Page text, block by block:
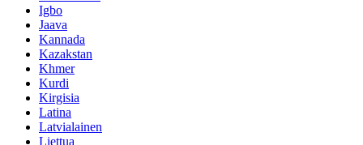
Igbo
Jaava
Kannada
Kazakstan
Khmer
Kurdi
Kirgisia
Latina
Latvialainen
Liettua